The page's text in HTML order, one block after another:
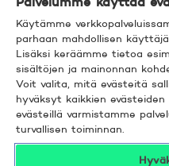
Saavutettavuus
Hyödyllistä tietää
© 2026 POP Pankki,
ESPOO
Käytämme
parhaan mahdollisen
Lisäksi keräämme tietoa
sisältöjen ja mainonnan
Voit valita, mitä evästeitä
hyväksyt kaikkien
evästeillä varmistamme
turvallisen toiminnan.